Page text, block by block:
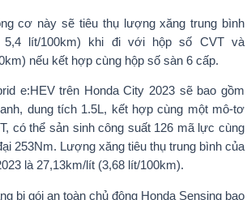
cơ này sẽ tiêu thụ lượng xăng trung bình
5,4 lít/100km) khi đi với hộp số CVT và
nếu kết hợp cùng hộp số sàn 6 cấp.
e:HEV trên Honda City 2023 sẽ bao gồm
dung tích 1.5L, kết hợp cùng một mô-tơ
có thể sản sinh công suất 126 mã lực cùng
253Nm. Lượng xăng tiêu thụ trung bình của
là 27,13km/lít (3,68 lít/100km).
bị gói an toàn chủ động Honda Sensing bao